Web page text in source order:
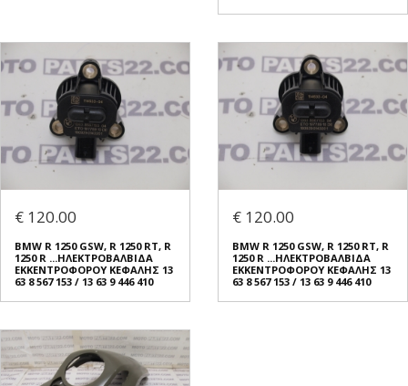
€ 120.00
BMW R 1250 GSW, R 1250 RT, R
1250 R ...ΗΛΕΚΤΡΟΒΑΛΒΙΔΑ
ΕΚΚΕΝΤΡΟΦΟΡΟΥ ΚΕΦΑΛΗΣ 13
63 8 567 153 / 13 63 9 446 410
€ 120.00
BMW R 1250 GSW, R 1250 RT, R
1250 R ...ΗΛΕΚΤΡΟΒΑΛΒΙΔΑ
ΕΚΚΕΝΤΡΟΦΟΡΟΥ ΚΕΦΑΛΗΣ 13
63 8 567 153 / 13 63 9 446 410